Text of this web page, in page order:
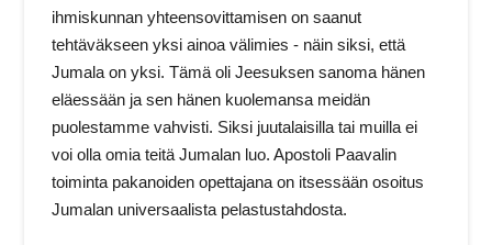
ihmiskunnan yhteensovittamisen on saanut
tehtäväkseen yksi ainoa välimies - näin siksi, että
Jumala on yksi. Tämä oli Jeesuksen sanoma hänen
eläessään ja sen hänen kuolemansa meidän
puolestamme vahvisti. Siksi juutalaisilla tai muilla ei
voi olla omia teitä Jumalan luo. Apostoli Paavalin
toiminta pakanoiden opettajana on itsessään osoitus
Jumalan universaalista pelastustahdosta.